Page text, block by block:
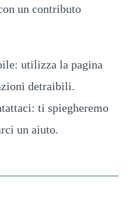
un contributo
utilizza la pagina
detraibili.
ti spiegheremo
un aiuto.